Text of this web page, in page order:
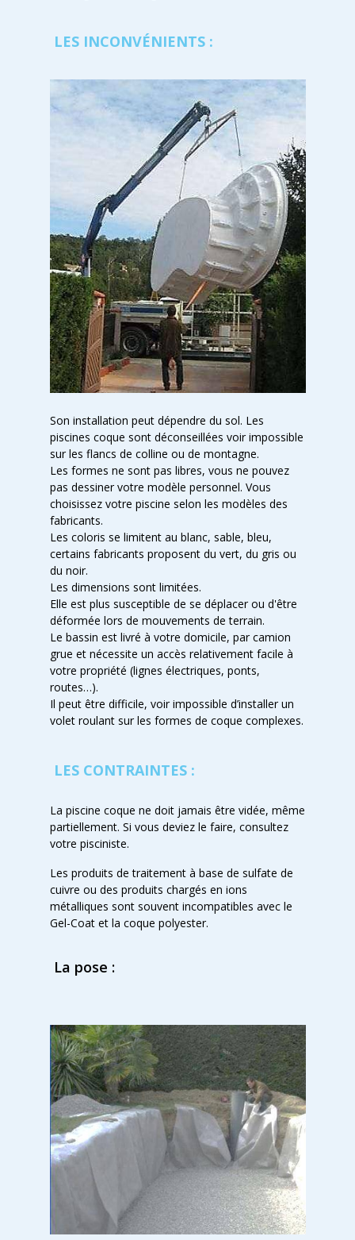
LES INCONVÉNIENTS :
Son installation peut dépendre du sol. Les
piscines coque sont déconseillées voir impossible
sur les flancs de colline ou de montagne.
Les formes ne sont pas libres, vous ne pouvez
pas dessiner votre modèle personnel. Vous
choisissez votre piscine selon les modèles des
fabricants.
Les coloris se limitent au blanc, sable, bleu,
certains fabricants proposent du vert, du gris ou
du noir.
Les dimensions sont limitées.
Elle est plus susceptible de se déplacer ou d'être
déformée lors de mouvements de terrain.
Le bassin est livré à votre domicile, par camion
grue et nécessite un accès relativement facile à
votre propriété (lignes électriques, ponts,
routes…).
Il peut être difficile, voir impossible d’installer un
volet roulant sur les formes de coque complexes.
LES CONTRAINTES :
La piscine coque ne doit jamais être vidée, même
partiellement. Si vous deviez le faire, consultez
votre pisciniste.
Les produits de traitement à base de sulfate de
cuivre ou des produits chargés en ions
métalliques sont souvent incompatibles avec le
Gel-Coat et la coque polyester.
La pose :